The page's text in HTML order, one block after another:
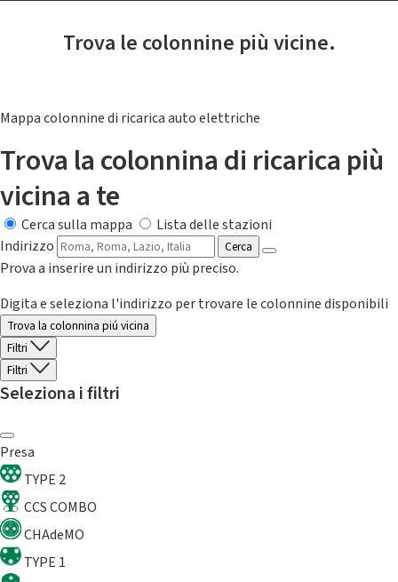
Trova le colonnine più vicine.
Mappa colonnine di ricarica auto elettriche
Trova la colonnina di ricarica più
vicina a te
Cerca sulla mappa
Lista delle stazioni
Indirizzo
Cerca
Prova a inserire un indirizzo più preciso.
Digita e seleziona l'indirizzo per trovare le colonnine disponibili
Trova la colonnina piú vicina
Filtri
Filtri
Seleziona i filtri
Presa
TYPE 2
CCS COMBO
CHAdeMO
TYPE 1